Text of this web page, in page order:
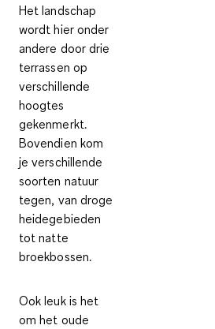
Het landschap
wordt hier onder
andere door drie
terrassen op
verschillende
hoogtes
gekenmerkt.
Bovendien kom
je verschillende
soorten natuur
tegen, van droge
heidegebieden
tot natte
broekbossen.
Ook leuk is het
om het oude